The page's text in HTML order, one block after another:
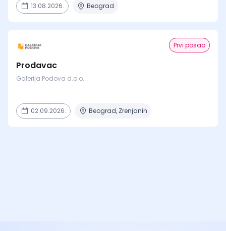
13.08.2026. Beograd
Prvi posao
Prodavac
Galerija Podova d.o.o.
02.09.2026. Beograd, Zrenjanin